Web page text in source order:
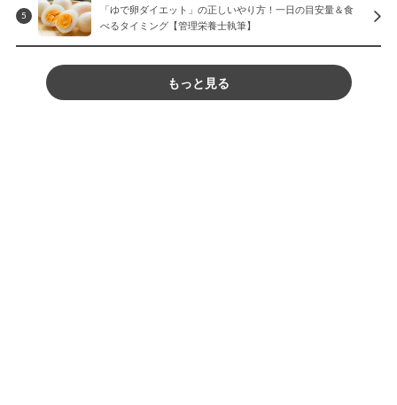
5
「ゆで卵ダイエット」の正しいやり方！一日の目安量＆食
べるタイミング【管理栄養士執筆】
もっと見る